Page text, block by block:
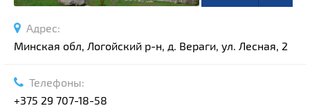
Адрес:
Минская обл, Логойский р-н, д. Вераги, ул. Лесная, 2
Телефоны:
+375 29 707-18-58